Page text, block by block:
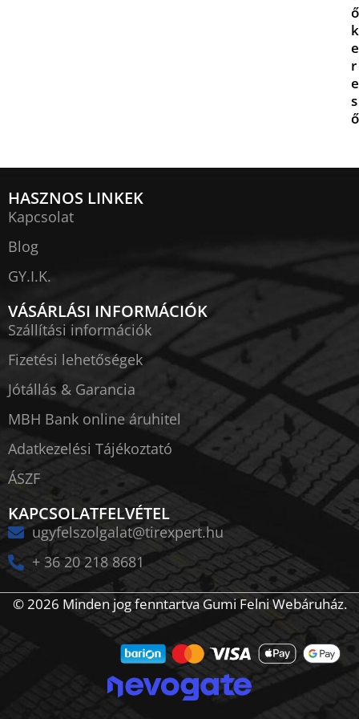
ő
k
e
r
e
s
ő
HASZNOS LINKEK
Kapcsolat
Blog
GY.I.K.
VÁSÁRLÁSI INFORMÁCIÓK
Szállítási információk
Fizetési lehetőségek
Jótállás & Garancia
MBH Bank online áruhitel
Adatkezelési Tájékoztató
ÁSZF
KAPCSOLATFELVÉTEL
ugyfelszolgalat@tirexpert.hu
+ 36 20 218 8681
© 2026 Minden jog fenntartva Gumi Felni Webáruház.